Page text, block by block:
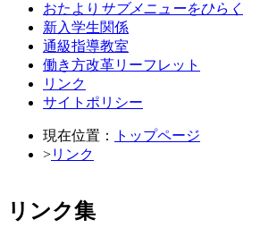
おたより サブメニューをひらく
新入学生関係
通級指導教室
働き方改革リーフレット
リンク
サイトポリシー
現在位置：
トップページ
>リンク
リンク集